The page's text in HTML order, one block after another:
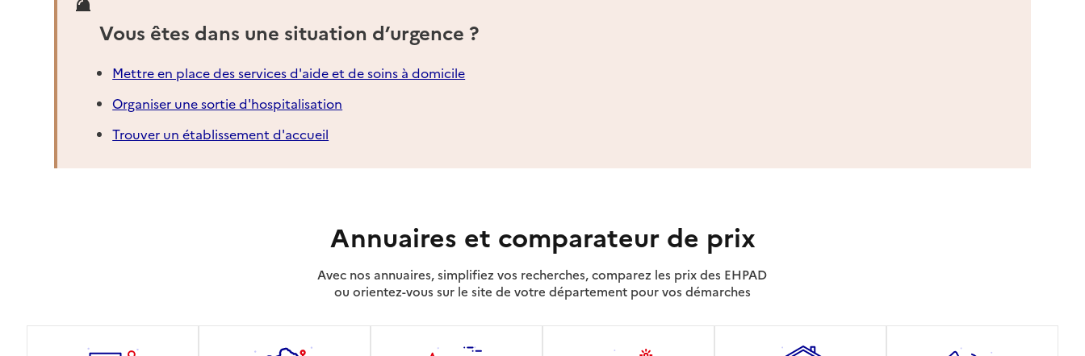
Vous êtes dans une situation d’urgence ?
Mettre en place des services d'aide et de soins à domicile
Organiser une sortie d'hospitalisation
Trouver un établissement d'accueil
Annuaires et comparateur de prix
Avec nos annuaires, simplifiez vos recherches, comparez les prix des EHPAD
ou orientez-vous sur le site de votre département pour vos démarches